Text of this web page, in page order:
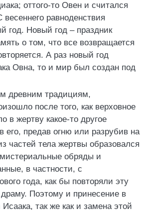
оттого-то Овен и считался
весеннего равноденствия
год. Новый год – праздник
о том, что все возвращается
А раз новый год
Овна, то и мир был создан под
древним традициям,
после того, как верховное
в жертву какое-то другое
его, предав огню или разрубив на
частей тела жертвы образовался
обряды и
в частности, с
года, как бы повторяли эту
Поэтому и принесение в
так же как и замена этой